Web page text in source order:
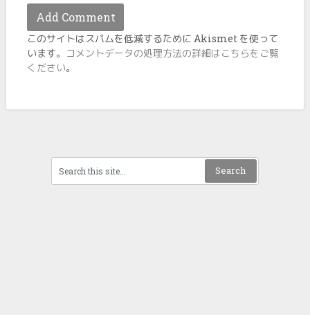
このサイトはスパムを低減するために Akismet を使って
います。 コメントデータの処理方法の詳細はこちらをご覧
ください。